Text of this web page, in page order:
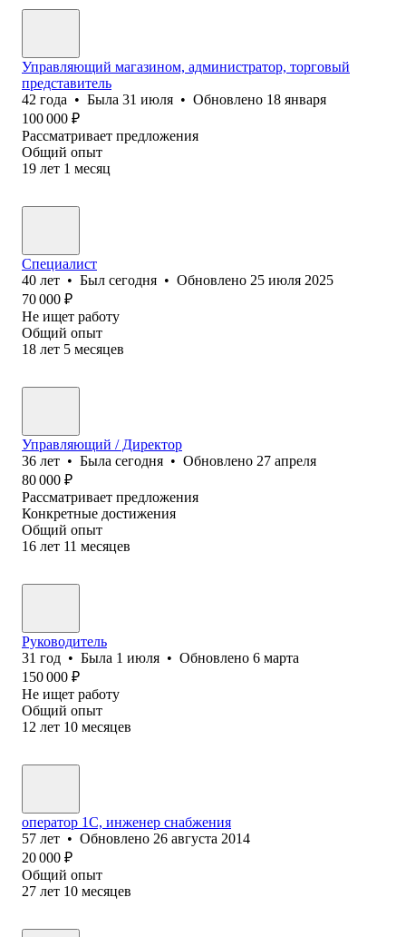
Управляющий магазином, администратор, торговый
представитель
42 года • Была 31 июля • Обновлено 18 января
100 000 ₽
Рассматривает предложения
Общий опыт
19 лет 1 месяц
Специалист
40 лет • Был сегодня • Обновлено 25 июля 2025
70 000 ₽
Не ищет работу
Общий опыт
18 лет 5 месяцев
Управляющий / Директор
36 лет • Была сегодня • Обновлено 27 апреля
80 000 ₽
Рассматривает предложения
Конкретные достижения
Общий опыт
16 лет 11 месяцев
Руководитель
31 год • Была 1 июля • Обновлено 6 марта
150 000 ₽
Не ищет работу
Общий опыт
12 лет 10 месяцев
оператор 1С, инженер снабжения
57 лет • Обновлено 26 августа 2014
20 000 ₽
Общий опыт
27 лет 10 месяцев